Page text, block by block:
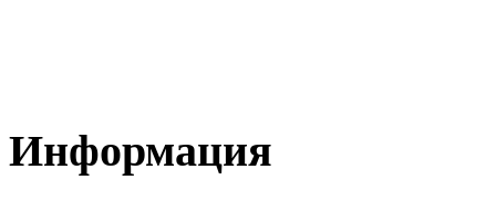
Информация